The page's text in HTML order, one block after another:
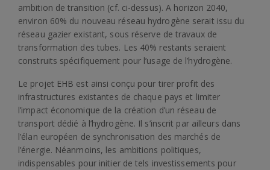
ambition de transition (cf. ci-dessus). A horizon 2040,
environ 60% du nouveau réseau hydrogène serait issu du
réseau gazier existant, sous réserve de travaux de
transformation des tubes. Les 40% restants seraient
construits spécifiquement pour l’usage de l’hydrogène.
Le projet EHB est ainsi conçu pour tirer profit des
infrastructures existantes de chaque pays et limiter
l’impact économique de la création d’un réseau de
transport dédié à l’hydrogène. Il s’inscrit par ailleurs dans
l’élan européen de synchronisation des marchés de
l’énergie. Néanmoins, les ambitions politiques,
indispensables pour initier de tels investissements pour